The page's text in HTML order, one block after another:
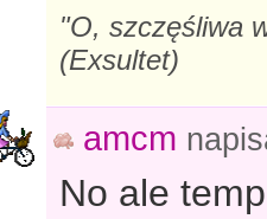
"O, szczęśliwa
(Exsultet)
amcm
No ale